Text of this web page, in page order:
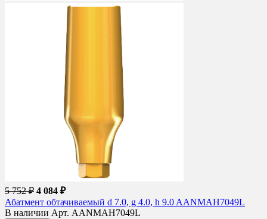
5 752 ₽ 4 084 ₽
Абатмент обтачиваемый d 7.0, g 4.0, h 9.0 AANMAH7049L
В наличии Арт. AANMAH7049L